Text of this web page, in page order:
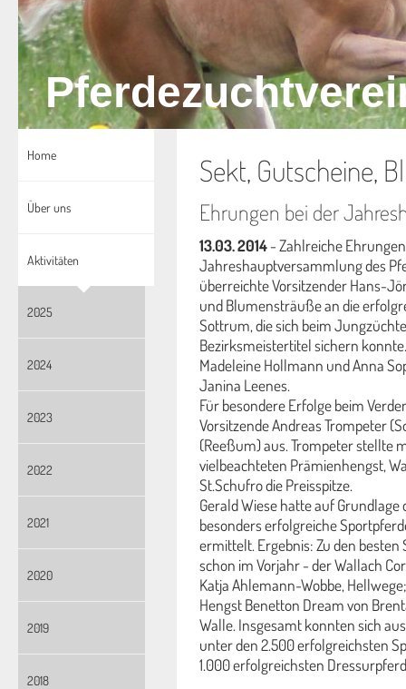
Home
Über uns
Aktivitäten
2025
2024
2023
2022
2021
2020
2019
2018
Sekt, Gutscheine,
Ehrungen bei der
13.03. 2014- Zahlreiche
Jahreshauptversammlung des
überreichte Vorsitzender Hans-
und Blumensträuße an die
Sottrum, die sich beim
Bezirksmeistertitel sichern
Madeleine Hollmann und Anna
Janina Leenes.
Für besondere Erfolge beim
Vorsitzende Andreas Trompeter
(Reeßum) aus. Trompeter stellte
vielbeachteten Prämienhengst,
St.Schufro die Preisspitze.
Gerald Wiese hatte auf
besonders erfolgreiche
ermittelt. Ergebnis: Zu den
schon im Vorjahr - der Wallach
Katja Ahlemann-Wobbe,
Hengst Benetton Dream von
Walle. Insgesamt konnten sich
unter den 2.500 erfolgreichsten
1.000 erfolgreichsten